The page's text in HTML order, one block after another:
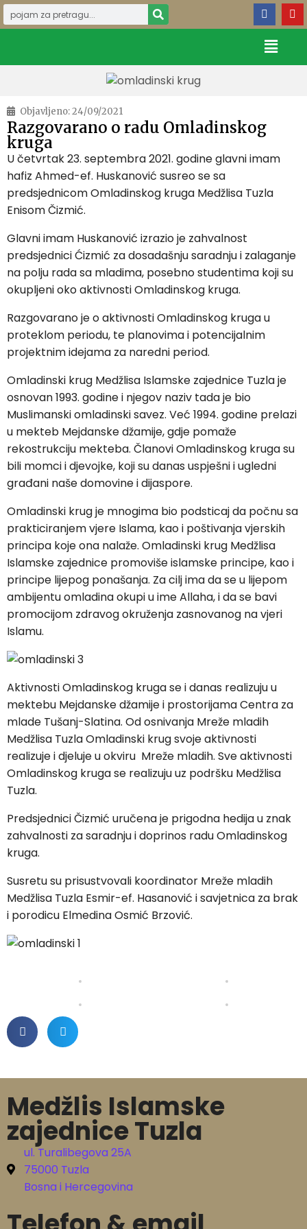
Objavljeno:24/09/2021
Razgovarano o radu Omladinskog
kruga
U četvrtak 23. septembra 2021. godine glavni imam
hafiz Ahmed-ef. Huskanović susreo se sa
predsjednicom Omladinskog kruga Medžlisa Tuzla
Enisom Čizmić.
Glavni imam Huskanović izrazio je zahvalnost
predsjednici Ćizmić za dosadašnju saradnju i zalaganje
na polju rada sa mladima, posebno studentima koji su
okupljeni oko aktivnosti Omladinskog kruga.
Razgovarano je o aktivnosti Omladinskog kruga u
proteklom periodu, te planovima i potencijalnim
projektnim idejama za naredni period.
Omladinski krug Medžlisa Islamske zajednice Tuzla je
osnovan 1993. godine i njegov naziv tada je bio
Muslimanski omladinski savez. Već 1994. godine prelazi
u mekteb Mejdanske džamije, gdje pomaže
rekostrukciju mekteba. Članovi Omladinskog kruga su
bili momci i djevojke, koji su danas uspješni i ugledni
građani naše domovine i dijaspore.
Omladinski krug je mnogima bio podsticaj da počnu sa
prakticiranjem vjere Islama, kao i poštivanja vjerskih
principa koje ona nalaže. Omladinski krug Medžlisa
Islamske zajednice promoviše islamske principe, kao i
principe lijepog ponašanja. Za cilj ima da se u lijepom
ambijentu omladina okupi u ime Allaha, i da se bavi
promocijom zdravog okruženja zasnovanog na vjeri
Islamu.
Aktivnosti Omladinskog kruga se i danas realizuju u
mektebu Mejdanske džamije i prostorijama Centra za
mlade Tušanj-Slatina. Od osnivanja Mreže mladih
Medžlisa Tuzla Omladinski krug svoje aktivnosti
realizuje i djeluje u okviru Mreže mladih. Sve aktivnosti
Omladinskog kruga se realizuju uz podršku Medžlisa
Tuzla.
Predsjednici Čizmić uručena je prigodna hedija u znak
zahvalnosti za saradnju i doprinos radu Omladinskog
kruga.
Susretu su prisustvovali koordinator Mreže mladih
Medžlisa Tuzla Esmir-ef. Hasanović i savjetnica za brak
i porodicu Elmedina Osmić Brzović.
Medžlis Islamske
zajednice Tuzla
ul. Turalibegova 25A
75000 Tuzla
Bosna i Hercegovina